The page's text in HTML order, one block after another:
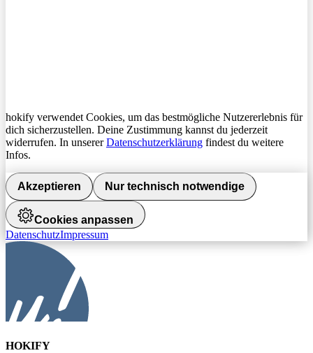
hokify verwendet Cookies, um das bestmögliche Nutzererlebnis für
dich sicherzustellen. Deine Zustimmung kannst du jederzeit
widerrufen. In unsererDatenschutzerklärung findest du weitere
Infos.
Akzeptieren Nur technisch notwendige
Cookies anpassen
DatenschutzImpressum
HOKIFY